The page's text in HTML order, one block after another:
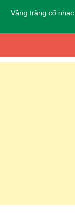
Vầng trăng cổ nhạc